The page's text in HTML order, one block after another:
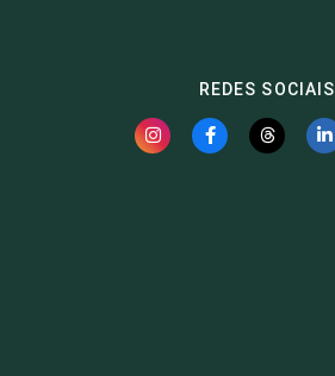
REDES SOCIAIS